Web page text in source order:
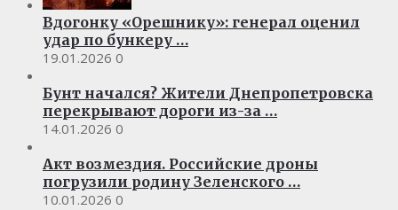
Вдогонку «Орешнику»: генерал оценил
удар по бункеру …
19.01.2026 0
Бунт начался? Жители Днепропетровска
перекрывают дороги из-за …
14.01.2026 0
Акт возмездия. Российские дроны
погрузили родину Зеленского …
10.01.2026 0